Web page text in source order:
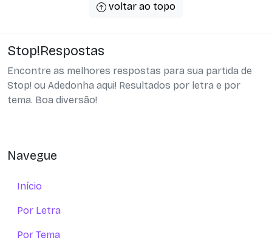
voltar ao topo
Stop!Respostas
Encontre as melhores respostas para sua partida de
Stop! ou Adedonha aqui! Resultados por letra e por
tema. Boa diversão!
Navegue
Início
Por Letra
Por Tema